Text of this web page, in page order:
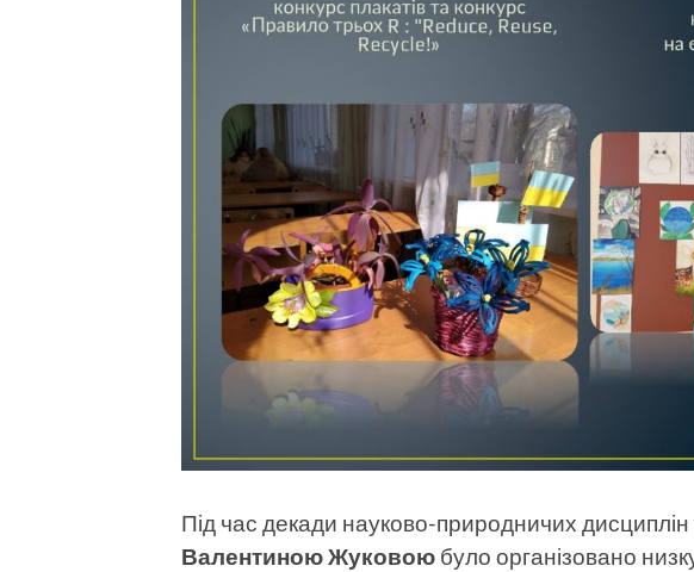
Під час декади науково-природничих
Валентиною Жуковою було організовано